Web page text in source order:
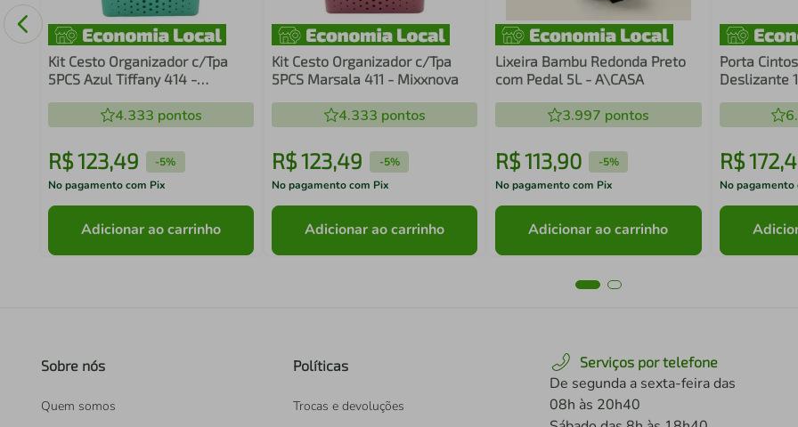
Kit Cesto Organizador c/Tpa
5PCS Azul Tiffany 414 -
4.333 pontos
R$123,49 -5%
No pagamento com Pix
Adicionar ao carrinho
Kit Cesto Organizador c/Tpa
5PCS Marsala 411 - Mixxnova
4.333 pontos
R$123,49 -5%
No pagamento com Pix
Adicionar ao carrinho
Lixeira Bambu Redonda Preto
com Pedal 5L - A\CASA
3.997 pontos
R$113,90 -5%
No pagamento com Pix
Adicionar ao carrinho
Porta
Deslizante
Corrediça
R$172,
No pagamento
Sobre nós
Quem somos
Políticas
Trocas e devoluções
Serviços por telefone
De segunda a sexta-feira das
08h às 20h40